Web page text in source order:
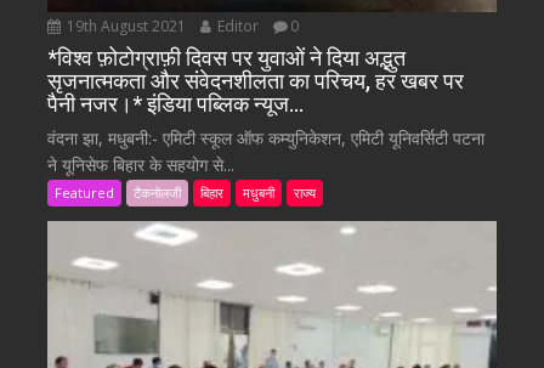
19th August 2021 Editor 0
*विश्व फ़ोटोग्राफ़ी दिवस पर युवाओं ने दिया अद्भुत
सृजनात्मकता और संवेदनशीलता का परिचय, हर खबर पर
पैनी नजर।* इंडिया पब्लिक न्यूज…
वंदना झा, मधुबनी:- एमिटी स्कूल ऑफ कम्युनिकेशन, एमिटी यूनिवर्सिटी पटना
ने यूनिसेफ बिहार के सहयोग से...
Featured टैकनोलजी बिहार मधुबनी राज्य